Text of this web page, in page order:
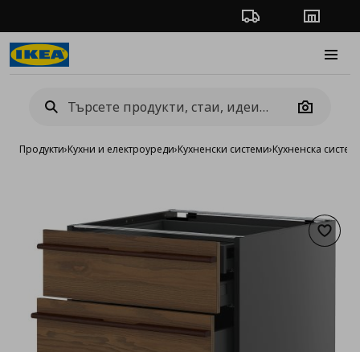
Проследяване на
Camera
Продукти›Кухни и електроуреди›Кухненски системи›Кухненска